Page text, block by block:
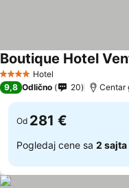
4 ZvezdiceHotel
Pogledaj cene
9,8 Odlično 20 Centar
Od 281 €
Pogledaj cene sa 2 sajta